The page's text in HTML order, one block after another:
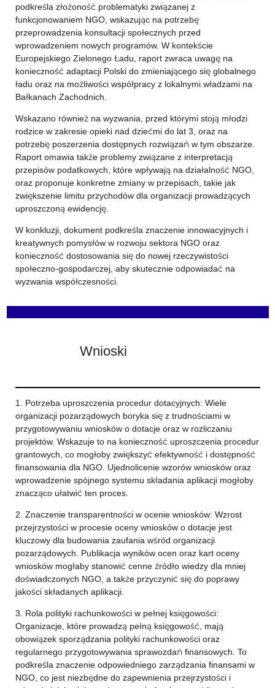
podkreśla złożoność problematyki związanej z
funkcjonowaniem NGO, wskazując na potrzebę
przeprowadzenia konsultacji społecznych przed
wprowadzeniem nowych programów. W kontekście
Europejskiego Zielonego Ładu, raport zwraca uwagę na
konieczność adaptacji Polski do zmieniającego się globalnego
ładu oraz na możliwości współpracy z lokalnymi władzami na
Bałkanach Zachodnich.
Wskazano również na wyzwania, przed którymi stoją młodzi
rodzice w zakresie opieki nad dziećmi do lat 3, oraz na
potrzebę poszerzenia dostępnych rozwiązań w tym obszarze.
Raport omawia także problemy związane z interpretacją
przepisów podatkowych, które wpływają na działalność NGO,
oraz proponuje konkretne zmiany w przepisach, takie jak
zwiększenie limitu przychodów dla organizacji prowadzących
uproszczoną ewidencję.
W konkluzji, dokument podkreśla znaczenie innowacyjnych i
kreatywnych pomysłów w rozwoju sektora NGO oraz
konieczność dostosowania się do nowej rzeczywistości
społeczno-gospodarczej, aby skutecznie odpowiadać na
wyzwania współczesności.
Wnioski
1. Potrzeba uproszczenia procedur dotacyjnych: Wiele
organizacji pozarządowych boryka się z trudnościami w
przygotowywaniu wniosków o dotacje oraz w rozliczaniu
projektów. Wskazuje to na konieczność uproszczenia procedur
grantowych, co mogłoby zwiększyć efektywność i dostępność
finansowania dla NGO. Ujednolicenie wzorów wniosków oraz
wprowadzenie spójnego systemu składania aplikacji mogłoby
znacząco ułatwić ten proces.
2. Znaczenie transparentności w ocenie wniosków: Wzrost
przejrzystości w procesie oceny wniosków o dotacje jest
kluczowy dla budowania zaufania wśród organizacji
pozarządowych. Publikacja wyników ocen oraz kart oceny
wniosków mogłaby stanowić cenne źródło wiedzy dla mniej
doświadczonych NGO, a także przyczynić się do poprawy
jakości składanych aplikacji.
3. Rola polityki rachunkowości w pełnej księgowości:
Organizacje, które prowadzą pełną księgowość, mają
obowiązek sporządzania polityki rachunkowości oraz
regularnego przygotowywania sprawozdań finansowych. To
podkreśla znaczenie odpowiedniego zarządzania finansami w
NGO, co jest niezbędne do zapewnienia przejrzystości i